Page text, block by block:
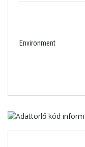
Environment